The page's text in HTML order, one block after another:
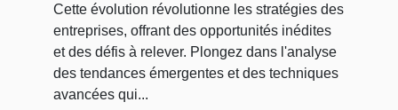
Cette évolution révolutionne les stratégies des
entreprises, offrant des opportunités inédites
et des défis à relever. Plongez dans l'analyse
des tendances émergentes et des techniques
avancées qui...